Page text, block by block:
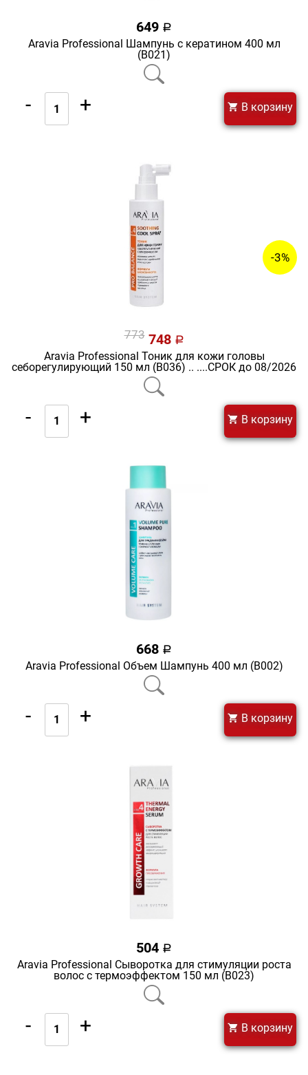
649 a
Aravia Professional Шампунь с кератином 400 мл
(В021)
- + В корзину
-3%
773748 a
Aravia Professional Тоник для кожи головы
себорегулирующий 150 мл (В036) .. ....СРОК до 08/2026
- + В корзину
668 a
Aravia Professional Объем Шампунь 400 мл (В002)
- + В корзину
504 a
Aravia Professional Сыворотка для стимуляции роста
волос с термоэффектом 150 мл (В023)
- + В корзину